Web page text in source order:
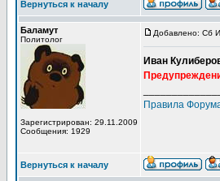
Вернуться к началу
Баламут
Политолог
Зарегистрирован: 29.11.2009
Сообщения: 1929
Добавлено: Сб
Иван
Правила
Вернуться к началу